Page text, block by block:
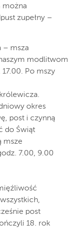
można
zupełny –
– msza
modlitwom
Po mszy
okres
post i czynną
do Świąt
msze
7.00, 9.00
post
18. rok